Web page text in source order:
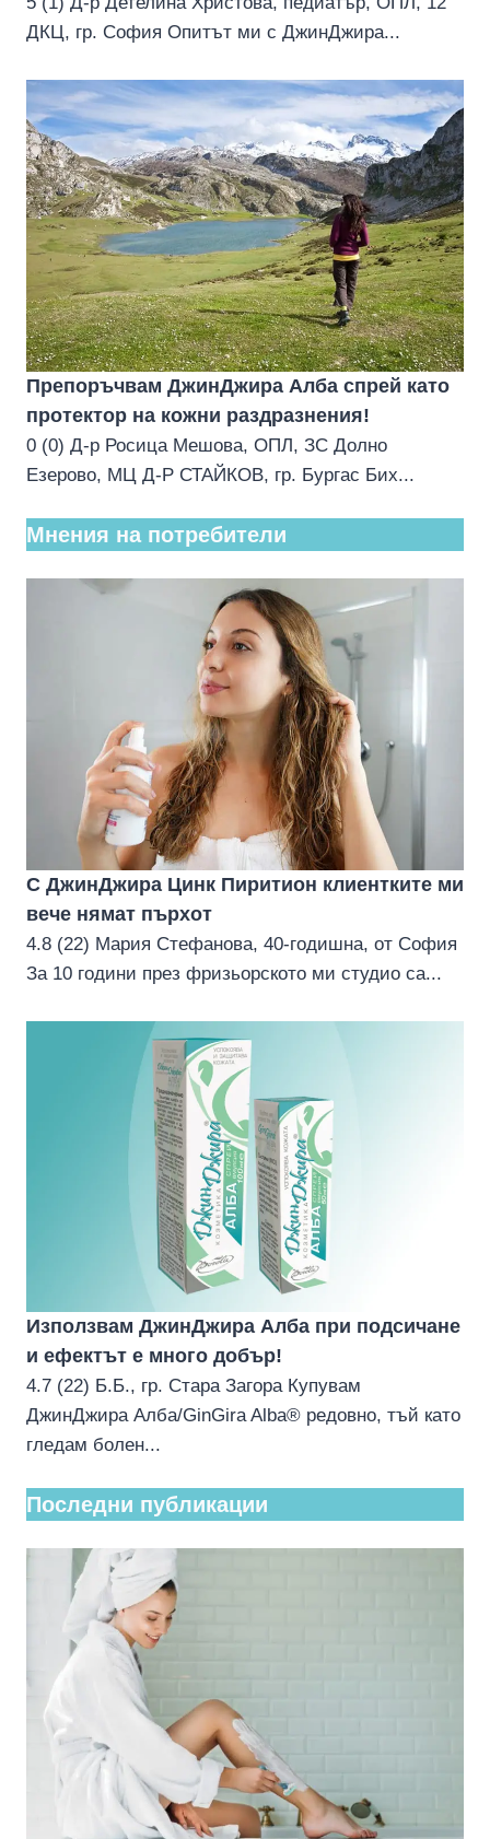
ДКЦ, гр. София Опитът ми с ДжинДжира...
Препоръчвам ДжинДжира Алба спрей като
протектор на кожни раздразнения!
0 (0) Д-р Росица Мешова, ОПЛ, ЗС Долно
Езерово, МЦ Д-Р СТАЙКОВ, гр. Бургас Бих...
Мнения на потребители
С ДжинДжира Цинк Пиритион клиентките ми
вече нямат пърхoт
4.8 (22) Мария Стефанова, 40-годишна, от София
За 10 години през фризьорското ми студио са...
Използвам ДжинДжира Алба при подсичане
и ефектът е много добър!
4.7 (22) Б.Б., гр. Стара Загора Купувам
ДжинДжира Алба/GinGira Alba® редовно, тъй като
гледам болен...
Последни публикации